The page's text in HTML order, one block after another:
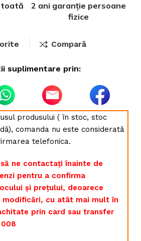
toată
2 ani garanție persoane
fizice
Compară
suplimentare prin:
produsului ( în stoc, stoc
comanda nu este considerată
telefonica.
ne contactați înainte de
pentru a confirma
și prețului, deoarece
cu atât mai mult în
prin card sau transfer